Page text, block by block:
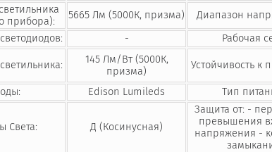
прибора):
5665 Лм (5000К, призма) Диапазон
- Рабочая
145 Лм/Вт (5000К,
призма)
Устойчивость к
Edison Lumileds Тип
Света: Д (Косинусная)
Защита от: -
превышения
напряжения -